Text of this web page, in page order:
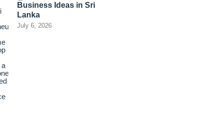
Business Ideas in Sri
Lanka
July 6, 2026